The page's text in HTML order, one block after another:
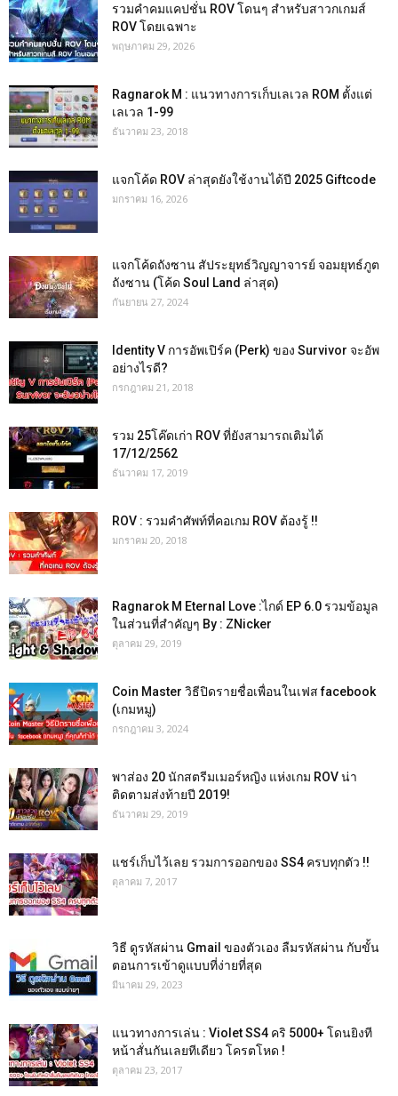
รวมคำคมแคปชั่น ROV โดนๆ สำหรับสาวกเกมส์
ROV โดยเฉพาะ
พฤษภาคม 29, 2026
Ragnarok M : แนวทางการเก็บเลเวล ROM ตั้งแต่
เลเวล 1-99
ธันวาคม 23, 2018
แจกโค้ด ROV ล่าสุดยังใช้งานได้ปี 2025 Giftcode
มกราคม 16, 2026
แจกโค้ดถังซาน สัประยุทธ์วิญญาจารย์ จอมยุทธ์ภูต
ถังซาน (โค้ด Soul Land ล่าสุด)
กันยายน 27, 2024
Identity V การอัพเปิร์ค (Perk) ของ Survivor จะอัพ
อย่างไรดี?
กรกฎาคม 21, 2018
รวม 25โค๊ดเก่า ROV ที่ยังสามารถเติมได้
17/12/2562
ธันวาคม 17, 2019
ROV : รวมคำศัพท์ที่คอเกม ROV ต้องรู้ !!
มกราคม 20, 2018
Ragnarok M Eternal Love :ไกด์ EP 6.0 รวมข้อมูล
ในส่วนที่สำคัญๆ By : ZNicker
ตุลาคม 29, 2019
Coin Master วิธีปิดรายชื่อเพื่อนในเฟส facebook
(เกมหมู)
กรกฎาคม 3, 2024
พาส่อง 20 นักสตรีมเมอร์หญิง แห่งเกม ROV น่า
ติดตามส่งท้ายปี 2019!
ธันวาคม 29, 2019
แชร์เก็บไว้เลย รวมการออกของ SS4 ครบทุกตัว !!
ตุลาคม 7, 2017
วิธี ดูรหัสผ่าน Gmail ของตัวเอง ลืมรหัสผ่าน กับขั้น
ตอนการเข้าดูแบบที่ง่ายที่สุด
มีนาคม 29, 2023
แนวทางการเล่น : Violet SS4 คริ 5000+ โดนยิงที
หน้าสั่นกันเลยทีเดียว โครตโหด !
ตุลาคม 23, 2017